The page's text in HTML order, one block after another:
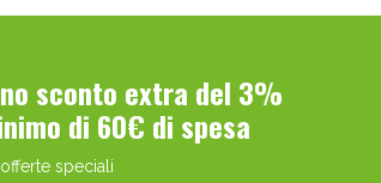
sconto extra del 3%
di 60€ di spesa
speciali